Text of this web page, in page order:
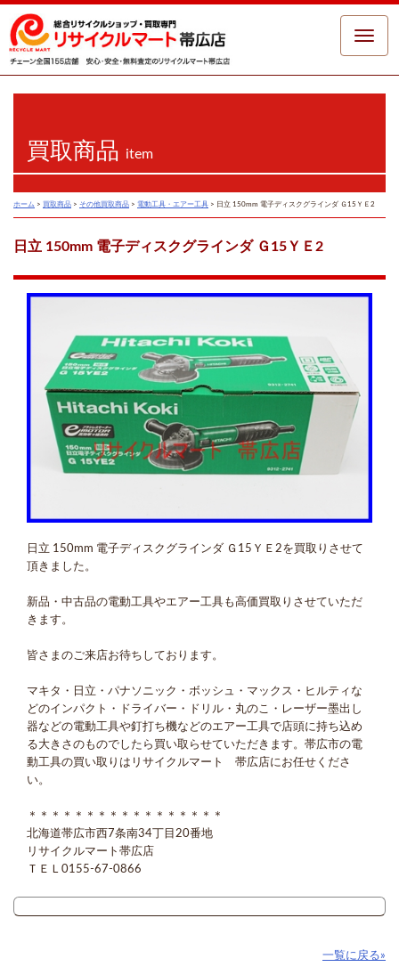
Toggle
買取商品 item
ホーム > 買取商品 > その他買取商品 > 電動工具・エアー工具 > 日立 150mm 電子ディスクグラインダ Ｇ15ＹＥ2
日立 150mm 電子ディスクグラインダ Ｇ15ＹＥ2
日立 150mm 電子ディスクグラインダ Ｇ15ＹＥ2を買取りさせて
頂きました。
新品・中古品の電動工具やエアー工具も高価買取りさせていただ
きます。
皆さまのご来店お待ちしております。
マキタ・日立・パナソニック・ボッシュ・マックス・ヒルティな
どのインパクト・ドライバー・ドリル・丸のこ・レーザー墨出し
器などの電動工具や釘打ち機などのエアー工具で店頭に持ち込め
る大きさのものでしたら買い取らせていただきます。帯広市の電
動工具の買い取りはリサイクルマート 帯広店にお任せくださ
い。
＊＊＊＊＊＊＊＊＊＊＊＊＊＊＊＊＊
北海道帯広市西7条南34丁目20番地
リサイクルマート帯広店
ＴＥＬ0155-67-0866
一覧に戻る»